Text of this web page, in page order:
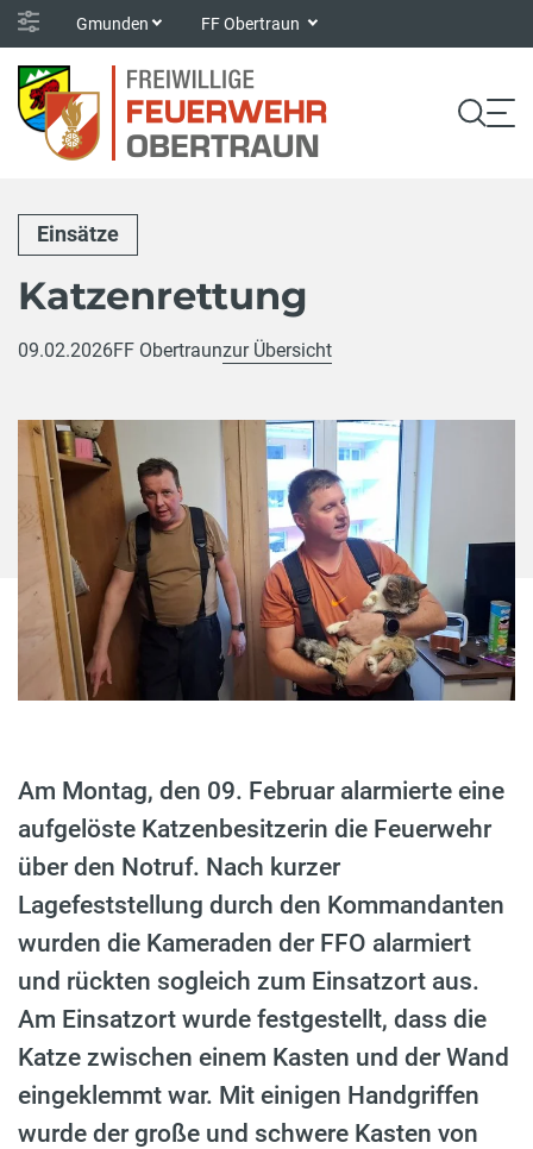
Gmunden FF Obertraun
Einsätze
Katzenrettung
09.02.2026FF Obertraunzur Übersicht
Am Montag, den 09. Februar alarmierte eine
aufgelöste Katzenbesitzerin die Feuerwehr
über den Notruf. Nach kurzer
Lagefeststellung durch den Kommandanten
wurden die Kameraden der FFO alarmiert
und rückten sogleich zum Einsatzort aus.
Am Einsatzort wurde festgestellt, dass die
Katze zwischen einem Kasten und der Wand
eingeklemmt war. Mit einigen Handgriffen
wurde der große und schwere Kasten von